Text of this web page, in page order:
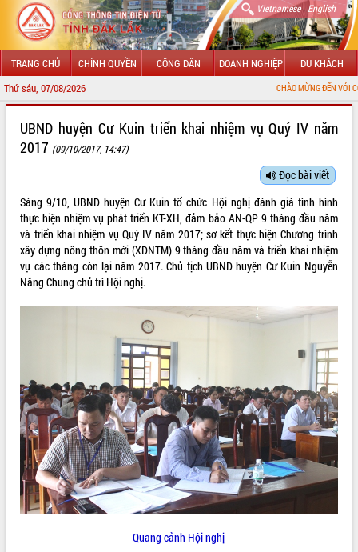
Vietnamese| English
TRANG CHỦ CHÍNH QUYỀN CÔNG DÂN DOANH NGHIỆP DU KHÁCH
Thứ sáu, 07/08/2026 CHÀO MỪNG ĐẾN VỚI CỔNG THÔNG
LÃNH ĐẠO UBND TỈNH
SỞ, BAN, NGÀNH
UBND CÁC XÃ, PHƯỜNG
THÔNG TIN CHỈ ĐẠO ĐIỀU HÀNH
ĐIỂM TIN VĂN BẢN
QUY HOẠCH - KẾ HOẠCH
UBND huyện Cư Kuin triển khai nhiệm vụ Quý IV năm
2017 (09/10/2017, 14:47)
Đọc bài viết
Sáng 9/10, UBND huyện Cư Kuin tổ chức Hội nghị đánh giá tình hình
thực hiện nhiệm vụ phát triển KT-XH, đảm bảo AN-QP 9 tháng đầu năm
và triển khai nhiệm vụ Quý IV năm 2017; sơ kết thực hiện Chương trình
xây dựng nông thôn mới (XDNTM) 9 tháng đầu năm và triển khai nhiệm
vụ các tháng còn lại năm 2017. Chủ tịch UBND huyện Cư Kuin Nguyễn
Năng Chung chủ trì Hội nghị.
Quang cảnh Hội nghị